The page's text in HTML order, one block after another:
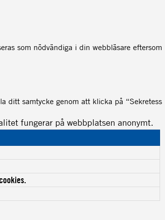
som nödvändiga i din webbläsare eftersom
ditt samtycke genom att klicka på “Sekretess
fungerar på webbplatsen anonymt.